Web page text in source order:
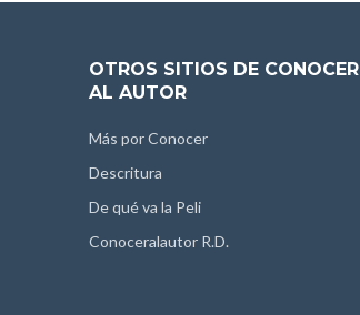
OTROS SITIOS DE CONOCER
AL AUTOR
Más por Conocer
Descritura
De qué va la Peli
Conoceralautor R.D.